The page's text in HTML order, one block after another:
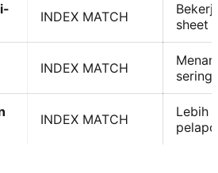
INDEX MATCH
sheet
INDEX MATCH
sering
INDEX MATCH
Lebih